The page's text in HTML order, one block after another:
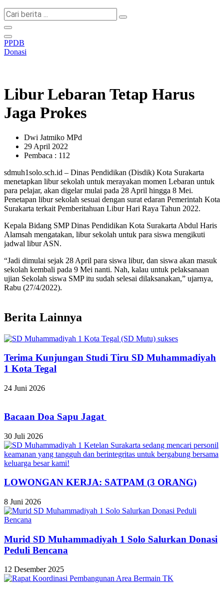
Cari
berita
...
PPDB
Donasi
Libur Lebaran Tetap Harus
Jaga Prokes
Dwi Jatmiko MPd
29 April 2022
Pembaca : 112
sdmuh1solo.sch.id – Dinas Pendidikan (Disdik) Kota Surakarta
menetapkan libur sekolah untuk merayakan momen Lebaran untuk
para pelajar, akan digelar mulai pada 28 April hingga 8 Mei.
Penetapan libur sekolah sesuai dengan surat edaran Pemerintah Kota
Surakarta terkait Pemberitahuan Libur Hari Raya Tahun 2022.
Kepala Bidang SMP Dinas Pendidikan Kota Surakarta Abdul Haris
Alamsah mengatakan, libur sekolah untuk para siswa mengikuti
jadwal libur ASN.
“Jadi dimulai sejak 28 April para siswa libur, dan siswa akan masuk
sekolah kembali pada 9 Mei nanti. Nah, kalau untuk pelaksanaan
ujian Sekolah siswa SMP itu sudah selesai dilaksanakan,” ujarnya,
Rabu (27/4/2022).
Berita Lainnya
Terima Kunjungan Studi Tiru SD Muhammadiyah
1 Kota Tegal
24 Juni 2026
Bacaan Doa Sapu Jagat
30 Juli 2026
LOWONGAN KERJA: SATPAM (3 ORANG)
8 Juni 2026
Murid SD Muhammadiyah 1 Solo Salurkan Donasi
Peduli Bencana
12 Desember 2025